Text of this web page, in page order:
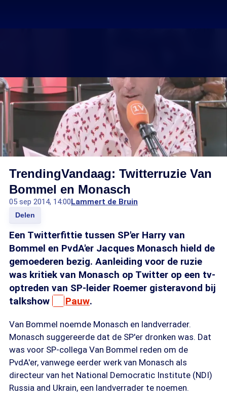
TrendingVandaag: Twitterruzie Van
Bommel en Monasch
05 sep 2014, 14:00Lammert de Bruin
Delen
Een Twitterfittie tussen SP'er Harry van
Bommel en PvdA'er Jacques Monasch hield de
gemoederen bezig. Aanleiding voor de ruzie
was kritiek van Monasch op Twitter op een tv-
optreden van SP-leider Roemer gisteravond bij
talkshow
Pauw.
Van Bommel noemde Monasch en landverrader.
Monasch suggereerde dat de SP'er dronken was. Dat
was voor SP-collega Van Bommel reden om de
PvdA'er, vanwege eerder werk van Monasch als
directeur van het National Democratic Institute (NDI)
Russia and Ukrain, een landverrader te noemen.